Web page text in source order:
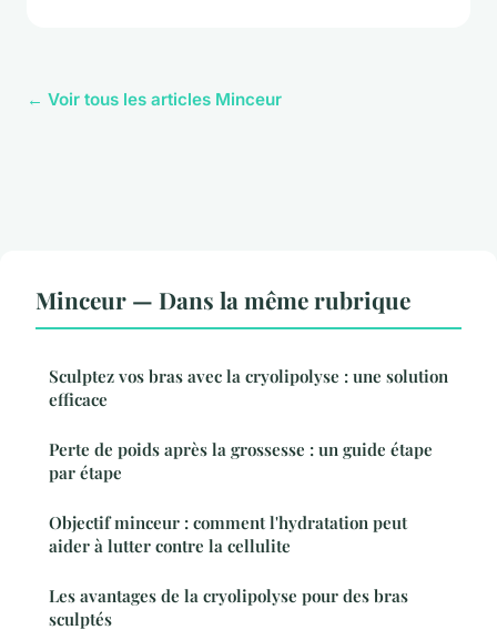
← Voir tous les articles Minceur
Minceur — Dans la même rubrique
Sculptez vos bras avec la cryolipolyse : une solution
efficace
Perte de poids après la grossesse : un guide étape
par étape
Objectif minceur : comment l'hydratation peut
aider à lutter contre la cellulite
Les avantages de la cryolipolyse pour des bras
sculptés